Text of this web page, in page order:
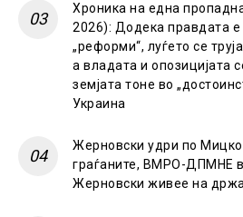
Хроника на една
2026): Додека правдата е
„реформи“, луѓето се
а владата и опозицијата
земјата тоне во
Украина
Жерновски удри по
граѓаните, ВМРО-ДПМНЕ
Жерновски живее на